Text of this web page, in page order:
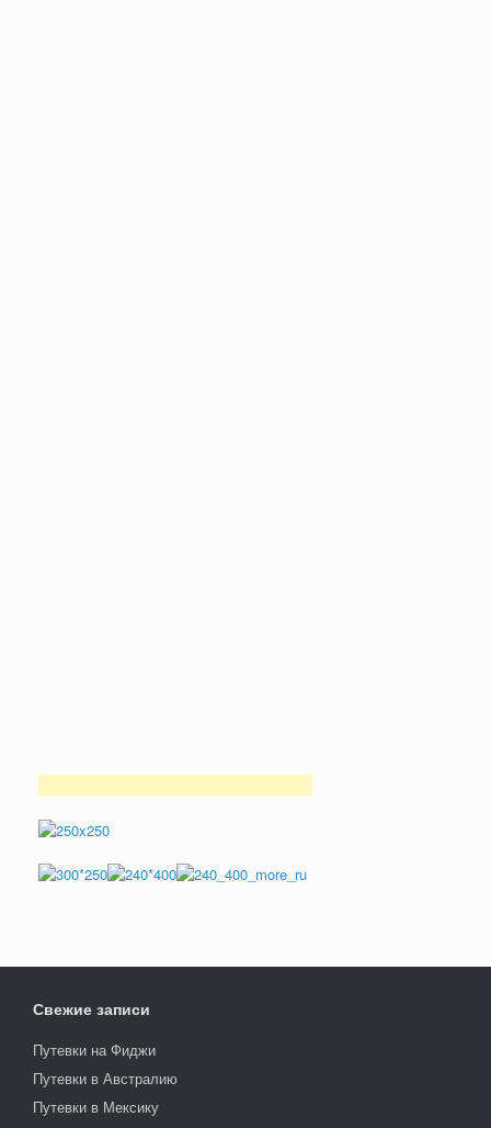
Свежие записи
Путевки на Фиджи
Путевки в Австралию
Путевки в Мексику